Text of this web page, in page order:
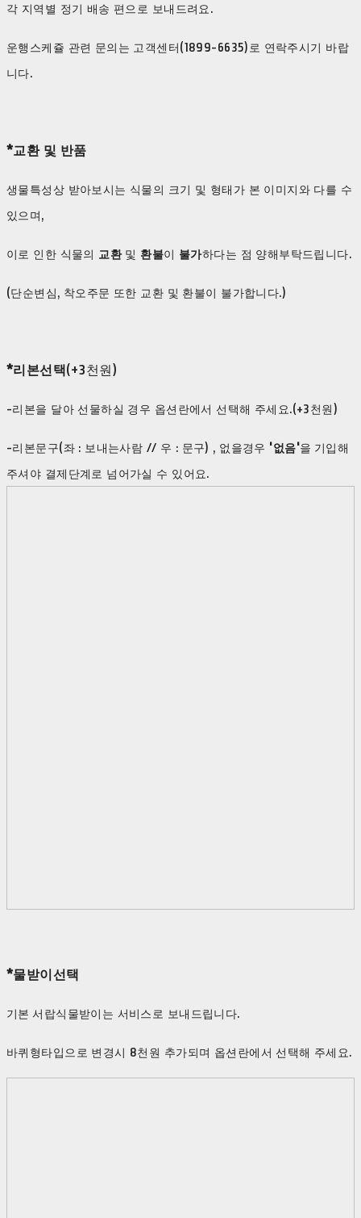
각 지역별 정기 배송 편으로 보내드려요.
운행스케쥴 관련 문의는 고객센터(1899-6635)로 연락주시기 바랍
니다.
*교환 및 반품
생물특성상 받아보시는 식물의 크기 및 형태가 본 이미지와 다를 수
있으며,
이로 인한 식물의 교환및 환불이 불가하다는 점 양해부탁드립니다.
(단순변심, 착오주문 또한 교환 및 환불이 불가합니다.)
*리본선택(+3천원)
-리본을 달아 선물하실 경우 옵션란에서 선택해 주세요.(+3천원)
-리본문구(좌 : 보내는사람 // 우 : 문구) , 없을경우 '없음'을 기입해
주셔야 결제단계로 넘어가실 수 있어요.
*물받이선택
기본 서랍식물받이는 서비스로 보내드립니다.
바퀴형타입으로 변경시 8천원 추가되며 옵션란에서 선택해 주세요.